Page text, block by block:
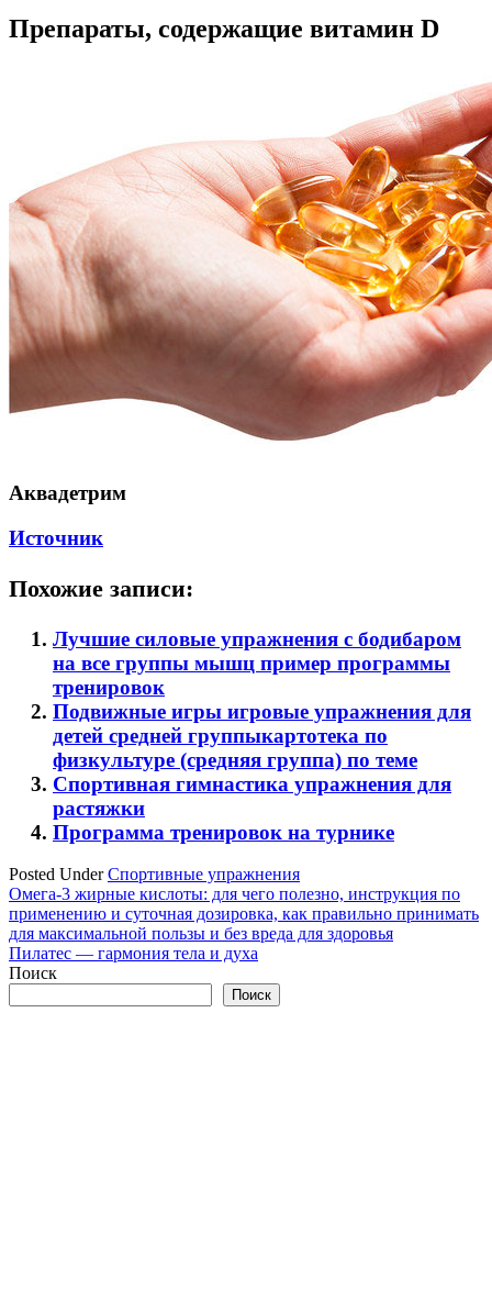
Препараты, содержащие витамин D
Аквадетрим
Источник
Похожие записи:
Лучшие силовые упражнения с бодибаром
на все группы мышц пример программы
тренировок
Подвижные игры игровые упражнения для
детей средней группыкартотека по
физкультуре (средняя группа) по теме
Спортивная гимнастика упражнения для
растяжки
Программа тренировок на турнике
Posted UnderСпортивные упражнения
Навигация
по
записям
Омега-3 жирные кислоты: для чего полезно, инструкция по
применению и суточная дозировка, как правильно принимать
для максимальной пользы и без вреда для здоровья
Пилатес — гармония тела и духа
Поиск
Поиск